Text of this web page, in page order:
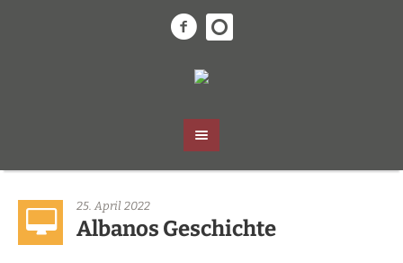
25. April 2022
Albanos Geschichte